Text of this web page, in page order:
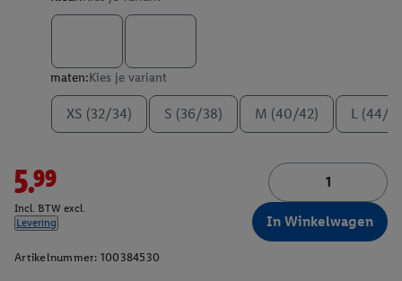
maten:Kies je variant
XS (32/34) S (36/38) M (40/42) L (44/
5.99
Incl. BTW excl.
Levering
In Winkelwagen
Artikelnummer: 100384530